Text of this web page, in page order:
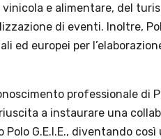
e alimentare, del
di eventi. Inoltre,
ed europei per
professionale di
a instaurare una
G.E.I.E., diventando